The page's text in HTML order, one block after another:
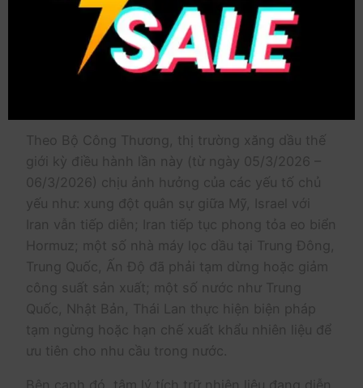
Theo Bộ Công Thương, thị trường xăng dầu thế
giới kỳ điều hành lần này (từ ngày 05/3/2026 –
06/3/2026) chịu ảnh hưởng của các yếu tố chủ
yếu như: xung đột quân sự giữa Mỹ, Israel với
Iran vẫn tiếp diễn; Iran tiếp tục phong tỏa eo biển
Hormuz; một số nhà máy lọc dầu tại Trung Đông,
Trung Quốc, Ấn Độ đã phải tạm dừng hoặc giảm
công suất sản xuất; một số nước như Trung
Quốc, Nhật Bản, Thái Lan thực hiện biện pháp
tạm ngừng hoặc hạn chế xuất khẩu nhiên liệu để
ưu tiên cho nhu cầu trong nước.
Bên cạnh đó, tâm lý tích trữ nhiên liệu đang diễn